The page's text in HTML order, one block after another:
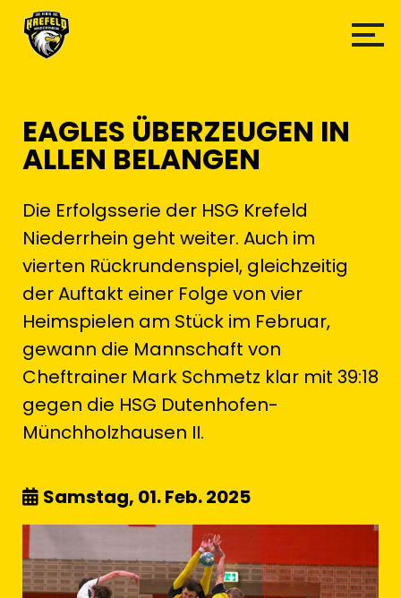
EAGLES ÜBERZEUGEN IN
ALLEN BELANGEN
Die Erfolgsserie der HSG Krefeld
Niederrhein geht weiter. Auch im
vierten Rückrundenspiel, gleichzeitig
der Auftakt einer Folge von vier
Heimspielen am Stück im Februar,
gewann die Mannschaft von
Cheftrainer Mark Schmetz klar mit 39:18
gegen die HSG Dutenhofen-
Münchholzhausen II.
Samstag, 01. Feb. 2025